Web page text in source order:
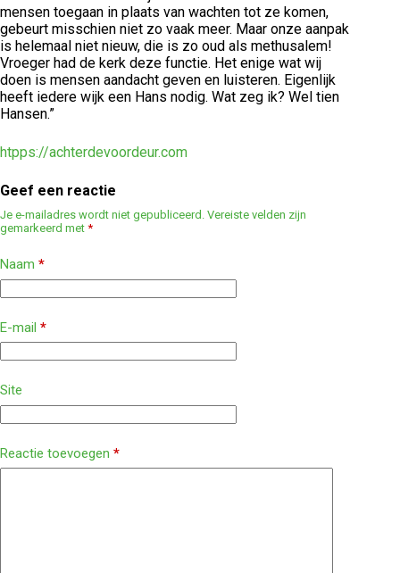
mensen toegaan in plaats van wachten tot ze komen,
gebeurt misschien niet zo vaak meer. Maar onze aanpak
is helemaal niet nieuw, die is zo oud als methusalem!
Vroeger had de kerk deze functie. Het enige wat wij
doen is mensen aandacht geven en luisteren. Eigenlijk
heeft iedere wijk een Hans nodig. Wat zeg ik? Wel tien
Hansen.”
htpps://achterdevoordeur.com
Geef een reactie
Je e-mailadres wordt niet gepubliceerd. Vereiste velden zijn
gemarkeerd met *
Naam *
E-mail *
Site
Reactie toevoegen *